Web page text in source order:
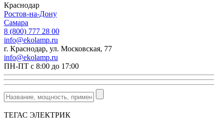
Краснодар
Ростов-на-Дону
Самара
8 (800) 777 28 00
info@ekolamp.ru
г. Краснодар, ул. Московская, 77
info@ekolamp.ru
ПН-ПТ с 8:00 до 17:00
ТЕГАС ЭЛЕКТРИК